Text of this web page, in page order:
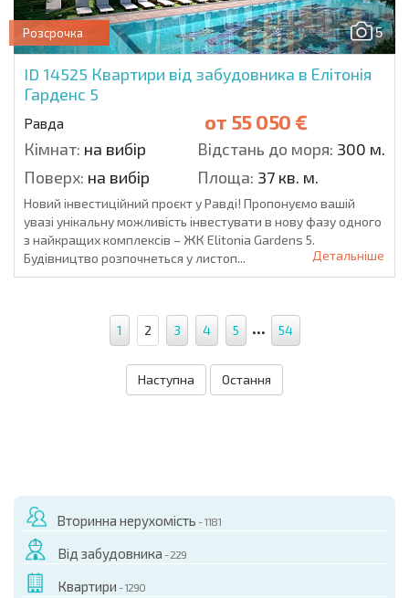
5
Розсрочка
ID 14525 Квартири від забудовника в Елітонія
Гарденс 5
Равда от 55 050 €
Кімнат: на вибір Відстань до моря: 300 м.
Поверх: на вибір Площа: 37 кв. м.
Новий інвестиційний проєкт у Равді! Пропонуємо вашій
увазі унікальну можливість інвестувати в нову фазу одного
з найкращих комплексів – ЖК Elitonia Gardens 5.
Будівництво розпочнеться у листоп...
Детальніше
1 2 3 4 5 ... 54
Наступна Остання
Вторинна нерухомість - 1181
Від забудовника - 229
Квартири - 1290